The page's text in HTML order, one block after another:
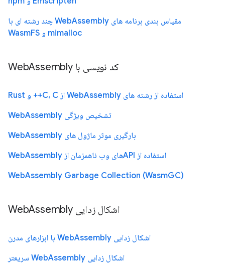
مقیاس بندی برنامه های WebAssembly چند رشته ای با
mimalloc و WasmFS
کد نویسی با WebAssembly
استفاده از رشته های WebAssembly از C، C++ و Rust
تشخیص ویژگی WebAssembly
بارگیری موثر ماژول های WebAssembly
استفاده از APIهای وب ناهمزمان از WebAssembly
WebAssembly Garbage Collection (WasmGC)
اشکال زدایی WebAssembly
اشکال زدایی WebAssembly با ابزارهای مدرن
اشکال زدایی WebAssembly سریعتر